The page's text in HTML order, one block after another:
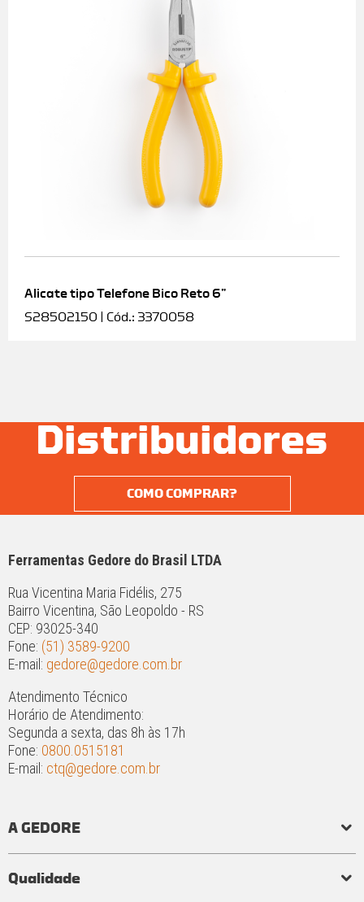
Alicate tipo Telefone Bico Reto 6”
S28502150 | Cód.: 3370058
Distribuidores
COMO COMPRAR?
Ferramentas Gedore do Brasil LTDA
Rua Vicentina Maria Fidélis, 275
Bairro Vicentina, São Leopoldo - RS
CEP: 93025-340
Fone: (51) 3589-9200
E-mail: gedore@gedore.com.br
Atendimento Técnico
Horário de Atendimento:
Segunda a sexta, das 8h às 17h
Fone: 0800.0515181
E-mail: ctq@gedore.com.br
A GEDORE
Qualidade